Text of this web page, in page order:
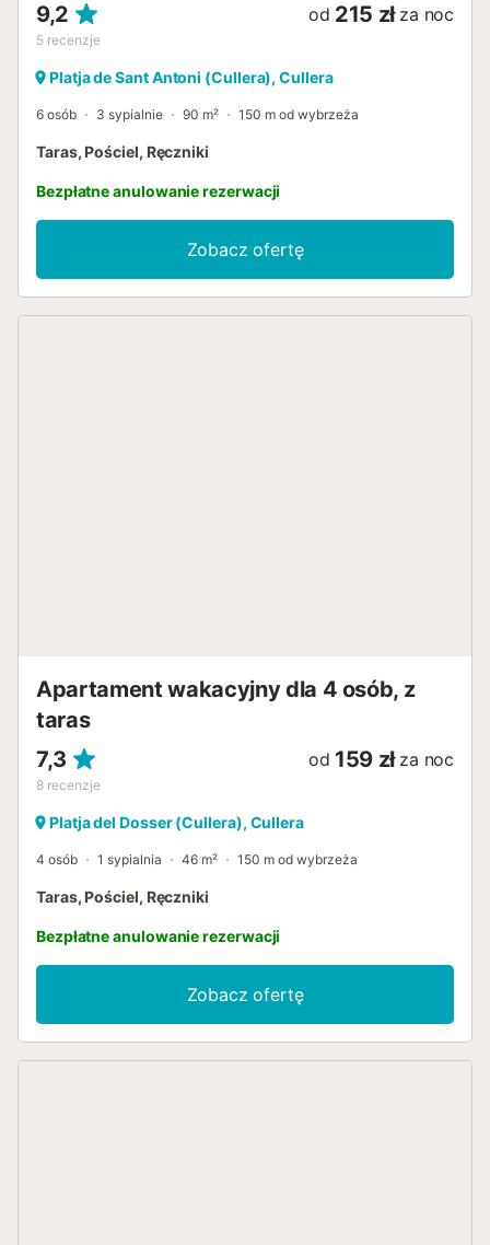
9,2
5 recenzje
od 215 zł za noc
Platja de Sant Antoni (Cullera), Cullera
6 osób 3 sypialnie 90 m² 150 m od wybrzeża
Taras, Pościel, Ręczniki
Bezpłatne anulowanie rezerwacji
Zobacz ofertę
Apartament wakacyjny dla 4 osób, z
taras
7,3
8 recenzje
od 159 zł za noc
Platja del Dosser (Cullera), Cullera
4 osób 1 sypialnia 46 m² 150 m od wybrzeża
Taras, Pościel, Ręczniki
Bezpłatne anulowanie rezerwacji
Zobacz ofertę